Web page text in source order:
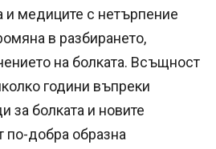
и медиците с нетърпение
в разбирането,
на болката. Всъщност
години въпреки
за болката и новите
по-добра образна